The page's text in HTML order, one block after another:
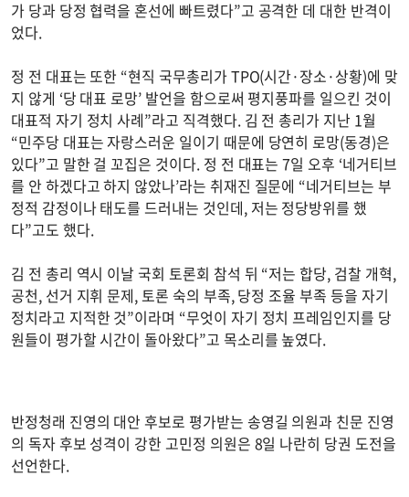
가 당과 당정 협력을 혼선에 빠트렸다”고 공격한 데 대한 반격이
었다.
정 전 대표는 또한 “현직 국무총리가 TPO(시간·장소·상황)에 맞
지 않게 ‘당 대표 로망’ 발언을 함으로써 평지풍파를 일으킨 것이
대표적 자기 정치 사례”라고 직격했다. 김 전 총리가 지난 1월
“민주당 대표는 자랑스러운 일이기 때문에 당연히 로망(동경)은
있다”고 말한 걸 꼬집은 것이다. 정 전 대표는 7일 오후 ‘네거티브
를 안 하겠다고 하지 않았나’라는 취재진 질문에 “네거티브는 부
정적 감정이나 태도를 드러내는 것인데, 저는 정당방위를 했
다”고도 했다.
김 전 총리 역시 이날 국회 토론회 참석 뒤 “저는 합당, 검찰 개혁,
공천, 선거 지휘 문제, 토론 숙의 부족, 당정 조율 부족 등을 자기
정치라고 지적한 것”이라며 “무엇이 자기 정치 프레임인지를 당
원들이 평가할 시간이 돌아왔다”고 목소리를 높였다.
반정청래 진영의 대안 후보로 평가받는 송영길 의원과 친문 진영
의 독자 후보 성격이 강한 고민정 의원은 8일 나란히 당권 도전을
선언한다.